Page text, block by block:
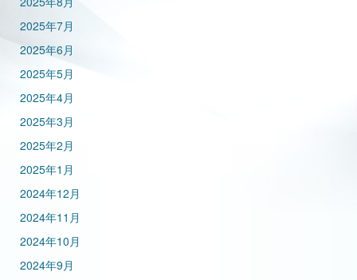
2025年7月
2025年6月
2025年5月
2025年4月
2025年3月
2025年2月
2025年1月
2024年12月
2024年11月
2024年10月
2024年9月